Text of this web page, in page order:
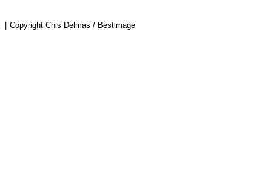
Copyright Chis Delmas / Bestimage